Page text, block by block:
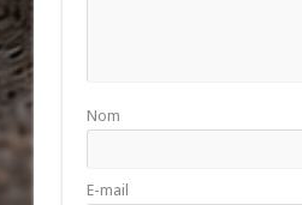
Nom
E-mail